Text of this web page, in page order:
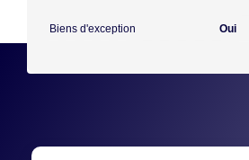
Biens d'exception Oui